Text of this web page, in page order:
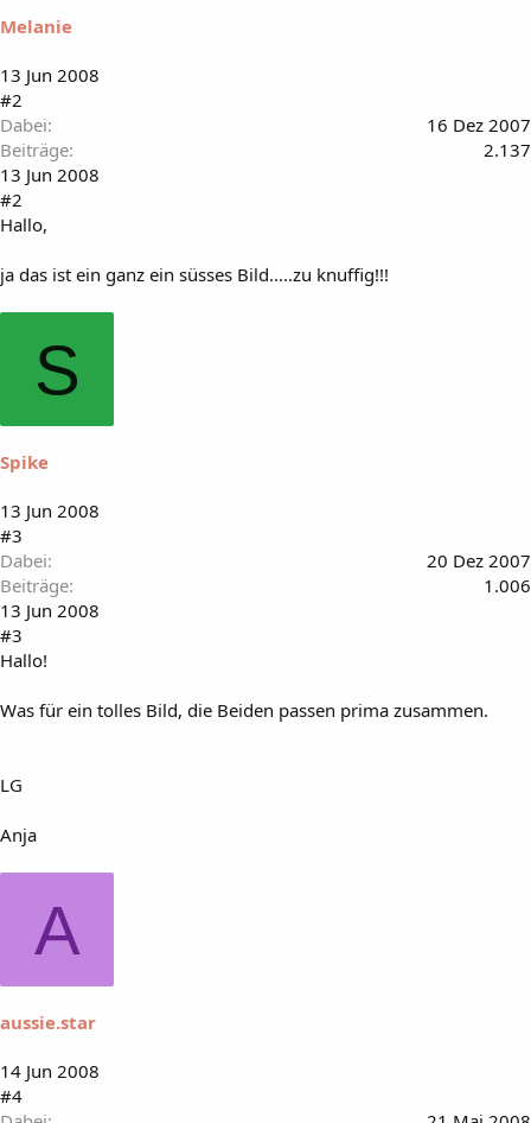
Melanie
13 Jun 2008
#2
Dabei
16 Dez 2007
Beiträge
2.137
13 Jun 2008
#2
Hallo,
ja das ist ein ganz ein süsses Bild.....zu knuffig!!!
S
Spike
13 Jun 2008
#3
Dabei
20 Dez 2007
Beiträge
1.006
13 Jun 2008
#3
Hallo!
Was für ein tolles Bild, die Beiden passen prima zusammen.
LG
Anja
A
aussie.star
14 Jun 2008
#4